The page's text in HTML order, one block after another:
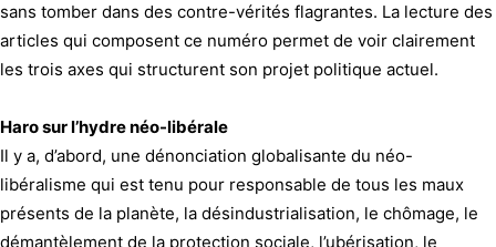
sans tomber dans des contre-vérités flagrantes. La lecture des
articles qui composent ce numéro permet de voir clairement
les trois axes qui structurent son projet politique actuel.
Haro sur l’hydre néo-libérale
Il y a, d’abord, une dénonciation globalisante du néo-
libéralisme qui est tenu pour responsable de tous les maux
présents de la planète, la désindustrialisation, le chômage, le
démantèlement de la protection sociale, l’ubérisation, le